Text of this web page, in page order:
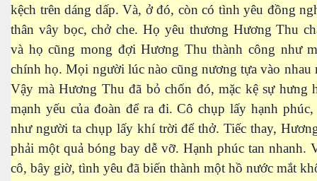
kệch trên dáng dấp. Và, ở đó, còn có tình yêu đồng
thân vây bọc, chở che. Họ yêu thương Hương Thu
và họ cũng mong đợi Hương Thu thành công như
chính họ. Mọi người lúc nào cũng nương tựa vào nhau
Vậy mà Hương Thu đã bỏ chốn đó, mặc kệ sự hưng
mạnh yếu của đoàn để ra đi. Cô chụp lấy hạnh
như người ta chụp lấy khí trời để thở. Tiếc thay,
phải một quả bóng bay dễ vỡ. Hạnh phúc tan nhanh.
cô, bây giờ, tình yêu đã biến thành một hồ nước mắt